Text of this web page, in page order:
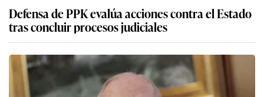
Defensa de PPK evalúa acciones contra el Estado
tras concluir procesos judiciales